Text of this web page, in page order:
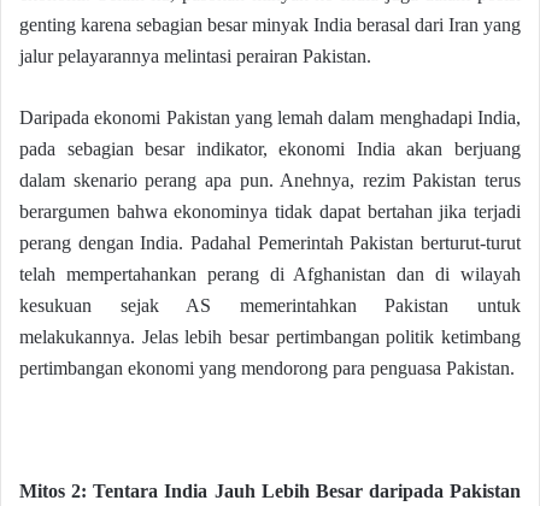
genting karena sebagian besar minyak India berasal dari Iran yang
jalur pelayarannya melintasi perairan Pakistan.
Daripada ekonomi Pakistan yang lemah dalam menghadapi India,
pada sebagian besar indikator, ekonomi India akan berjuang
dalam skenario perang apa pun. Anehnya, rezim Pakistan terus
berargumen bahwa ekonominya tidak dapat bertahan jika terjadi
perang dengan India. Padahal Pemerintah Pakistan berturut-turut
telah mempertahankan perang di Afghanistan dan di wilayah
kesukuan sejak AS memerintahkan Pakistan untuk
melakukannya. Jelas lebih besar pertimbangan politik ketimbang
pertimbangan ekonomi yang mendorong para penguasa Pakistan.
Mitos 2: Tentara India Jauh Lebih Besar daripada Pakistan